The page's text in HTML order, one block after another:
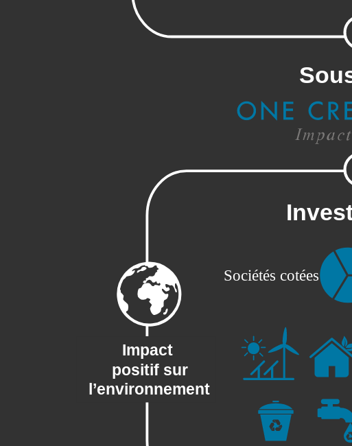
Sociétés cotées
Impact
positif sur
l’environnement